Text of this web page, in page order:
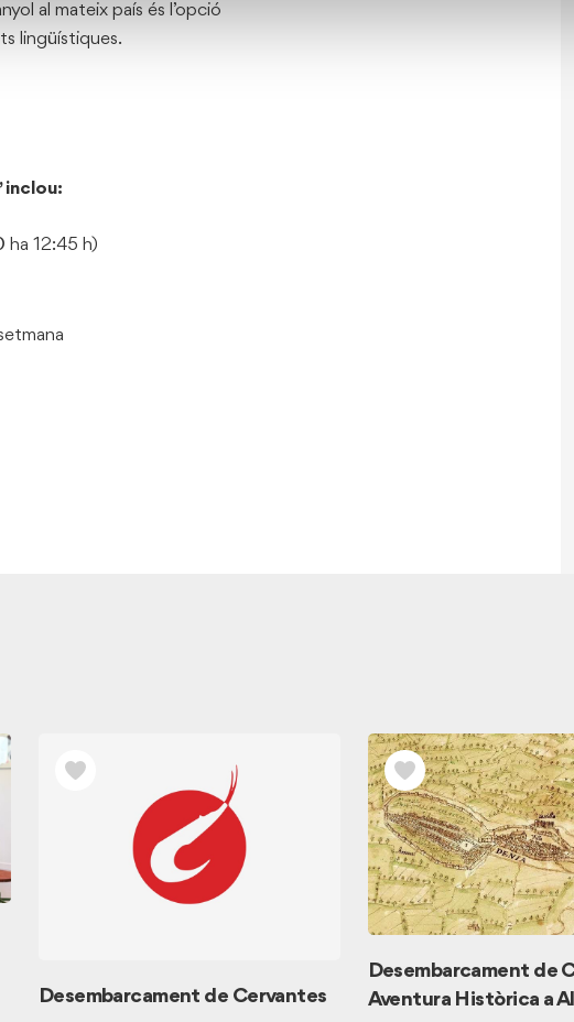
al mateix país és l’opció
lingüístiques.
inclou:
ha 12:45 h)
Desembarcament de Cervantes
Desembarcament de
Aventura Històrica a